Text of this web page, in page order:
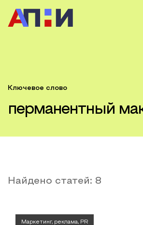
Ключевое слово
перманентный
Найдено статей: 8
Маркетинг, реклама, PR